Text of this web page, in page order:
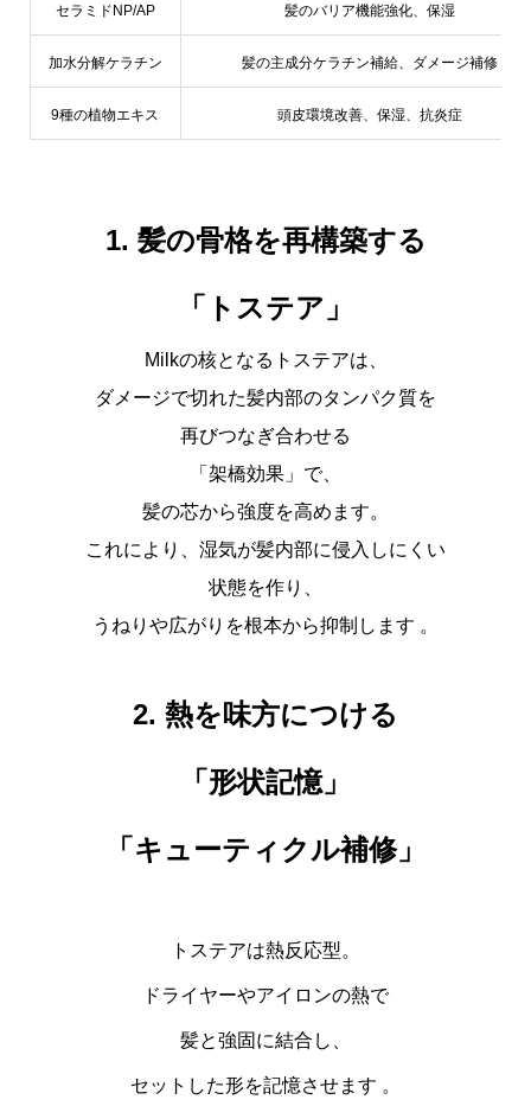
セラミドNP/AP 髪のバリア機能強化、保湿
加水分解ケラチン 髪の主成分ケラチン補給、ダメージ補修
9種の植物エキス 頭皮環境改善、保湿、抗炎症
1. 髪の骨格を再構築する
「トステア」
Milkの核となる トステアは、
ダメージで切れた髪内部のタンパク質を
再びつなぎ合わせる
「架橋効果」で、
髪の芯から強度を高めます。
これにより、湿気が髪内部に侵入しにくい
状態を作り、
うねりや広がりを根本から抑制します 。
2. 熱を味方につける
「形状記憶」
「キューティクル補修」
トステアは熱反応型。
ドライヤーやアイロンの熱で
髪と強固に結合し、
セットした形を記憶させます 。